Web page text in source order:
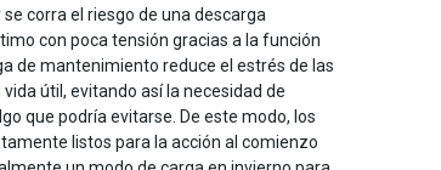
corra el riesgo de una descarga
con poca tensión gracias a la función
de mantenimiento reduce el estrés de las
útil, evitando así la necesidad de
que podría evitarse. De este modo, los
listos para la acción al comienzo